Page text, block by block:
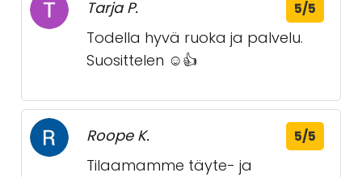
Tarja P. 5/5
Todella hyvä ruoka ja palvelu.
Suosittelen ☺👍
Roope K. 5/5
Tilaamamme täyte- ja